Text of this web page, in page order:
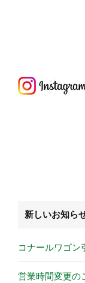
新しいお知ら
コナールワゴン
営業時間変更の